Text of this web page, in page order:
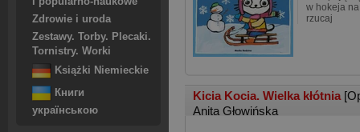
Zdrowie i uroda
Zestawy. Torby. Plecaki.
Tornistry. Worki
Książki Niemieckie
Книги
українською
w hokeja
rzucaj
Kicia Kocia. Wielka kłótnia
Anita Głowińska